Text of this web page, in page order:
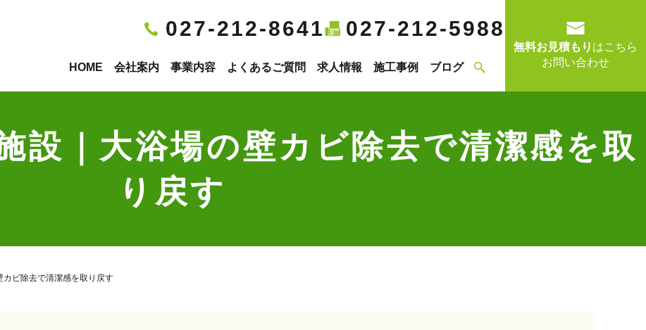
HOME 会社案内 事業内容 よくあるご質問 求人情報 施工事例 ブログ
027-212-8641 027-212-5988
無料お見積もり はこちら
お問い合わせ
設｜大浴場の壁カビ除去で清潔感を取
り戻す
ビ除去で清潔感を取り戻す